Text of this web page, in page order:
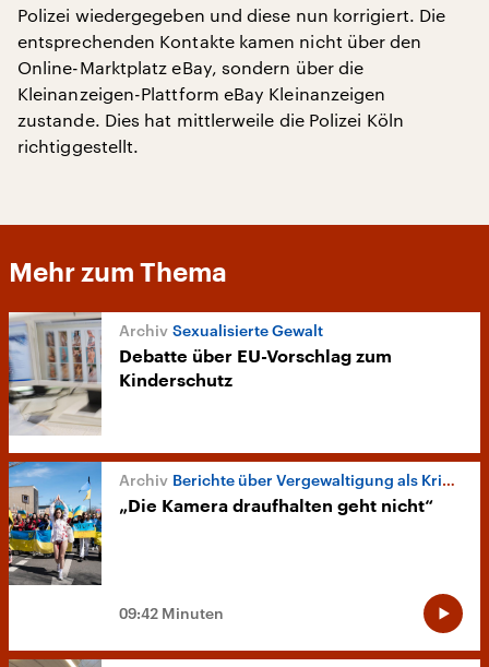
Polizei wiedergegeben und diese nun korrigiert. Die
entsprechenden Kontakte kamen nicht über den
Online-Marktplatz eBay, sondern über die
Kleinanzeigen-Plattform eBay Kleinanzeigen
zustande. Dies hat mittlerweile die Polizei Köln
richtiggestellt.
Mehr zum Thema
Sexualisierte Gewalt
Debatte über EU-Vorschlag zum
Kinderschutz
Berichte über Vergewaltigung als Kriegswaffe
„Die Kamera draufhalten geht nicht“
09:42 Minuten